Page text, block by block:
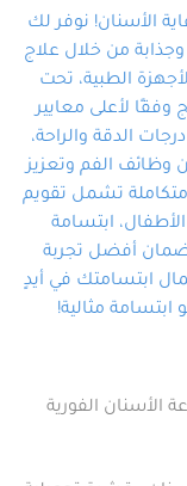
الخبرة، ستجد نفسك
احتياجاتك بكل
الأسنان! نوفر لك
من خلال علاج
الطبية، تحت
وفقًا لأعلى معايير
الدقة والراحة،
وظائف الفم وتعزيز
تشمل تقويم
ابتسامة
أفضل تجربة
ابتسامتك في أيدٍ
ابتسامة مثالية!
الأسنان الفورية